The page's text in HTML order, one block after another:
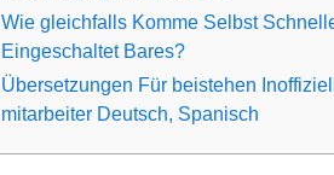
Wie gleichfalls Komme Selbst
Eingeschaltet Bares?
Übersetzungen Für beistehen
mitarbeiter Deutsch, Spanisch